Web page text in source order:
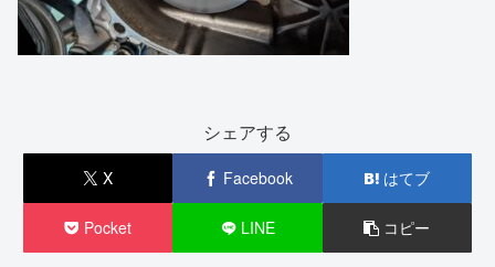
シェアする
X Facebook はてブ
Pocket LINE コピー